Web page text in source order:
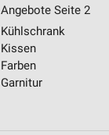
Angebote Seite 2
Kühlschrank
Kissen
Farben
Garnitur